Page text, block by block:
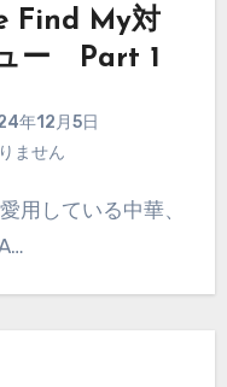
Find My対
ー Part 1
年12月5日
ません